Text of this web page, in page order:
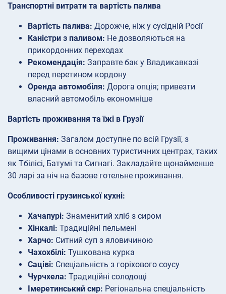
Транспортні витрати та вартість палива
Вартість палива: Дорожче, ніж у сусідній Росії
Каністри з паливом: Не дозволяються на
прикордонних переходах
Рекомендація: Заправте бак у Владикавказі
перед перетином кордону
Оренда автомобіля: Дорога опція; привезти
власний автомобіль економніше
Вартість проживання та їжі в Грузії
Проживання: Загалом доступне по всій Грузії, з
вищими цінами в основних туристичних центрах, таких
як Тбілісі, Батумі та Сигнагі. Закладайте щонайменше
30 ларі за ніч на базове готельне проживання.
Особливості грузинської кухні:
Хачапурі: Знаменитий хліб з сиром
Хінкалі: Традиційні пельмені
Харчо: Ситний суп з яловичиною
Чахохбілі: Тушкована курка
Саціві: Спеціальність з горіхового соусу
Чурчхела: Традиційні солодощі
Імеретинський сир: Регіональна спеціальність